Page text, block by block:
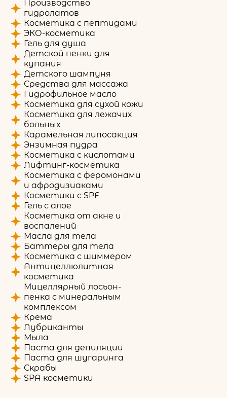
Производство
гидролатов
Косметика с пептидами
ЭКО-косметика
Гель для душа
Детской пенки для
купания
Детского шампуня
Средства для массажа
Гидрофильное масло
Косметика для сухой кожи
Косметика для лежачих
больных
Карамельная липосакция
Энзимная пудра
Косметика с кислотами
Лифтинг-косметика
Косметика с феромонами
и афродизиаками
Косметики с SPF
Гель с алое
Косметика от акне и
воспалений
Масла для тела
Баттеры для тела
Косметика с шиммером
Антицеллюлитная
косметика
Мицеллярный лосьон-
пенка с минеральным
комплексом
Крема
Лубриканты
Мыла
Паста для депиляции
Паста для шугаринга
Скрабы
SPA косметики